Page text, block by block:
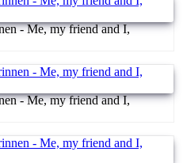
- Me, my friend and I,
- Me, my friend and I,